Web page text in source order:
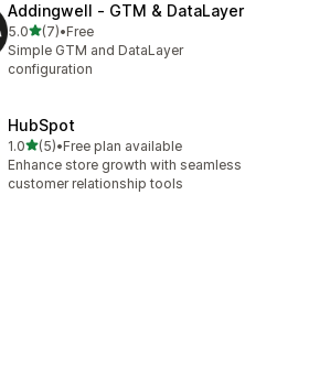
Addingwell ‑ GTM & DataLayer
5.0滿分 5 顆星
(7)
共有 7 則評價
•Free
Simple GTM and DataLayer
configuration
HubSpot
1.0滿分 5 顆星
(5)
共有 5 則評價
•Free plan available
Enhance store growth with seamless
customer relationship tools